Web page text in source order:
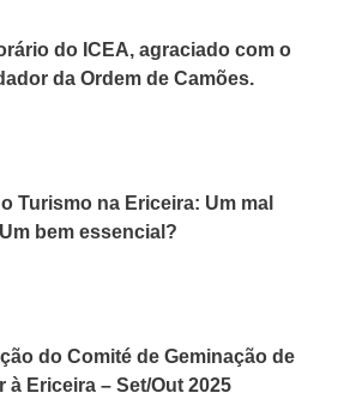
do ICEA, agraciado com o
da Ordem de Camões.
Turismo na Ericeira: Um mal
bem essencial?
do Comité de Geminação de
à Ericeira – Set/Out 2025